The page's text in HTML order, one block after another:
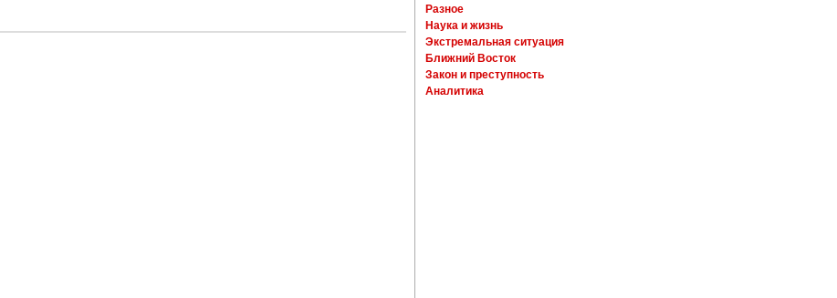
Разное
Наука и жизнь
Экстремальная ситуация
Ближний Восток
Закон и преступность
Аналитика